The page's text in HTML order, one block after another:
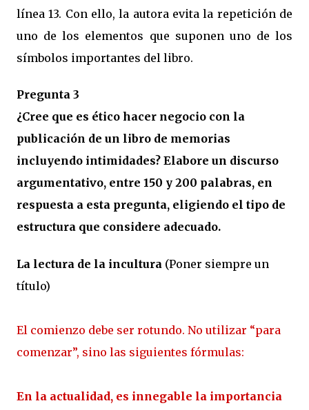
línea 13. Con ello, la autora evita la repetición de
uno de los elementos que suponen uno de los
símbolos importantes del libro.
Pregunta 3
¿Cree que es ético hacer negocio con la
publicación de un libro de memorias
incluyendo intimidades? Elabore un discurso
argumentativo, entre 150 y 200 palabras, en
respuesta a esta pregunta, eligiendo el tipo de
estructura que considere adecuado.
La lectura de la incultura (Poner siempre un
título)
El comienzo debe ser rotundo. No utilizar “para
comenzar”, sino las siguientes fórmulas:
En la actualidad, es innegable la importancia